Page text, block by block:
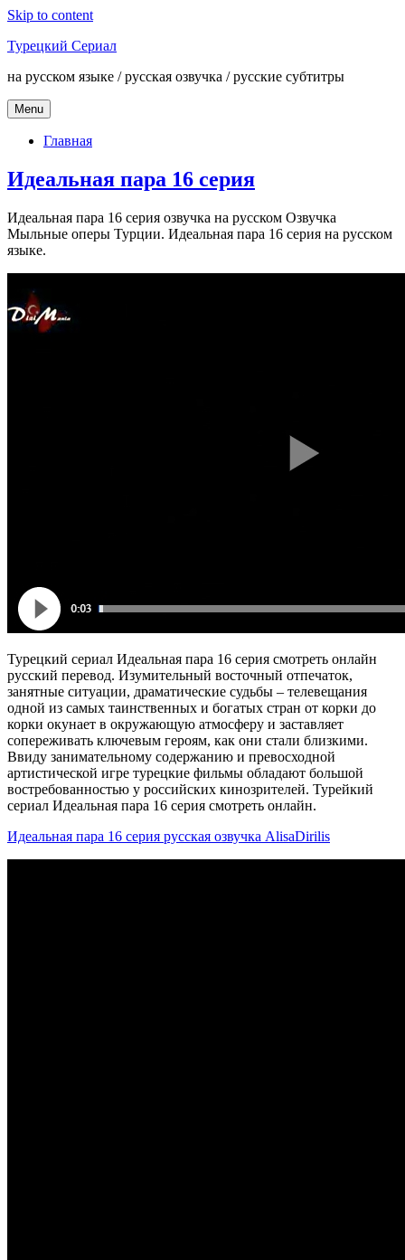
Skip to content
Турецкий Сериал
на русском языке / русская озвучка / русские субтитры
Menu
Главная
Идеальная пара 16 серия
Идеальная пара 16 серия озвучка на русском Озвучка
Мыльные оперы Турции. Идеальная пара 16 серия на русском
языке.
Турецкий сериал Идеальная пара 16 серия смотреть онлайн
русский перевод. Изумительный восточный отпечаток,
занятные ситуации, драматические судьбы – телевещания
одной из самых таинственных и богатых стран от корки до
корки окунает в окружающую атмосферу и заставляет
сопереживать ключевым героям, как они стали близкими.
Ввиду занимательному содержанию и превосходной
артистической игре турецкие фильмы обладают большой
востребованностью у российских кинозрителей. Турейкий
сериал Идеальная пара 16 серия смотреть онлайн.
Идеальная пара 16 серия русская озвучка AlisaDirilis